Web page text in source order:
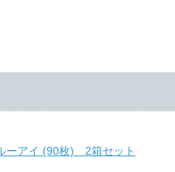
ーアイ (90枚) 2箱セット